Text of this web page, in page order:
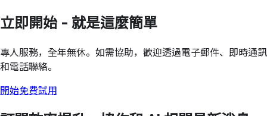
立即開始 - 就是這麼簡單
專人服務，全年無休。如需協助，歡迎透過電子郵件、即時通訊
和電話聯絡。
開始免費試用